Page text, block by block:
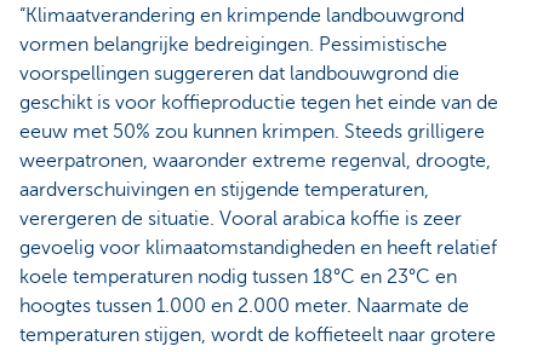
“Klimaatverandering en krimpende landbouwgrond
vormen belangrijke bedreigingen. Pessimistische
voorspellingen suggereren dat landbouwgrond die
geschikt is voor koffieproductie tegen het einde van de
eeuw met 50% zou kunnen krimpen. Steeds grilligere
weerpatronen, waaronder extreme regenval, droogte,
aardverschuivingen en stijgende temperaturen,
verergeren de situatie. Vooral arabica koffie is zeer
gevoelig voor klimaatomstandigheden en heeft relatief
koele temperaturen nodig tussen 18°C en 23°C en
hoogtes tussen 1.000 en 2.000 meter. Naarmate de
temperaturen stijgen, wordt de koffieteelt naar grotere